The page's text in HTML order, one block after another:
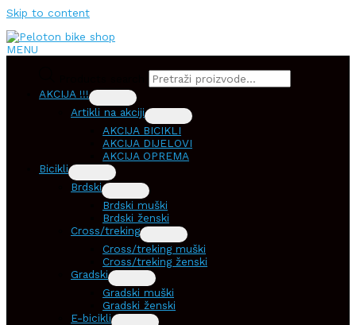
Skip to content
MENU
AKCIJA !!!
Artikli na akciji
AKCIJA BICIKLI
AKCIJA DIJELOVI
AKCIJA OPREMA
Bicikli
Brdski
Brdski muški
Brdski ženski
Cross/treking
Cross/treking muški
Cross/treking ženski
Gradski
Gradski muški
Gradski ženski
E-bicikli